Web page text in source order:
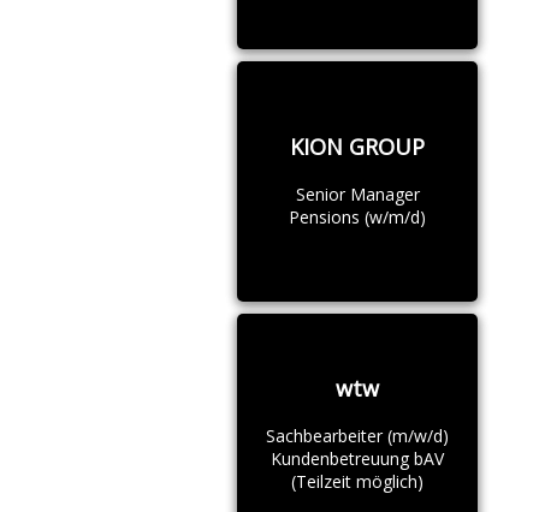
KION GROUP
Senior Manager
Pensions (w/m/d)
wtw
Sachbearbeiter (m/w/d)
Kundenbetreuung bAV
(Teilzeit möglich)